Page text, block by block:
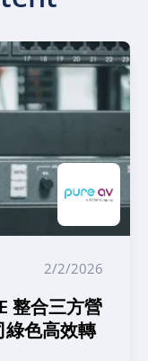
2/2/2026
整合三方營
綠色高效轉